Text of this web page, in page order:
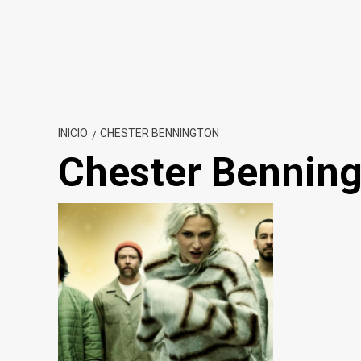
INICIO CHESTER BENNINGTON
Chester